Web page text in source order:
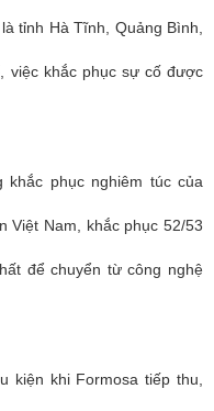
tỉnh Hà Tĩnh, Quảng Bình,
việc khắc phục sự cố được
phục nghiêm túc của
Việt Nam, khắc phục 52/53
để chuyển từ công nghệ
kiện khi Formosa tiếp thu,